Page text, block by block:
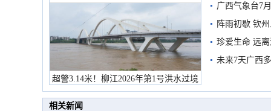
超警3.14米！柳江2026年第1号洪水过境
市民在堤岸见证汛况
广西气象台7
阵雨初歇 钦
珍爱生命 远
未来7天广西
相关新闻